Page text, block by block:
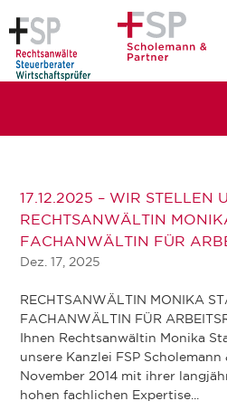
17.12.2025 – WIR STELLEN
RECHTSANWÄLTIN
FACHANWÄLTIN FÜR
Dez. 17, 2025
RECHTSANWÄLTIN MONIKA
FACHANWÄLTIN FÜR
Ihnen Rechtsanwältin Monika
unsere Kanzlei FSP
November 2014 mit ihrer
hohen fachlichen Expertise...